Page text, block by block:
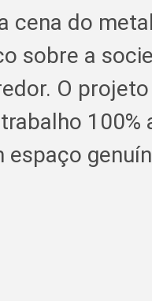
cena do
sobre a
O